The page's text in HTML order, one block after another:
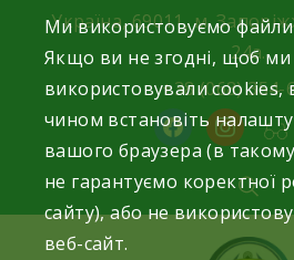
Україна, 69011, м.
24а.
+38 (068) 354-
facebookinstagram
Ми використовуємо
Якщо ви не згодні, щоб ми
використовували cookies,
чином встановіть
вашого браузера (в
не гарантуємо коректної
сайту), або не
веб-сайт.